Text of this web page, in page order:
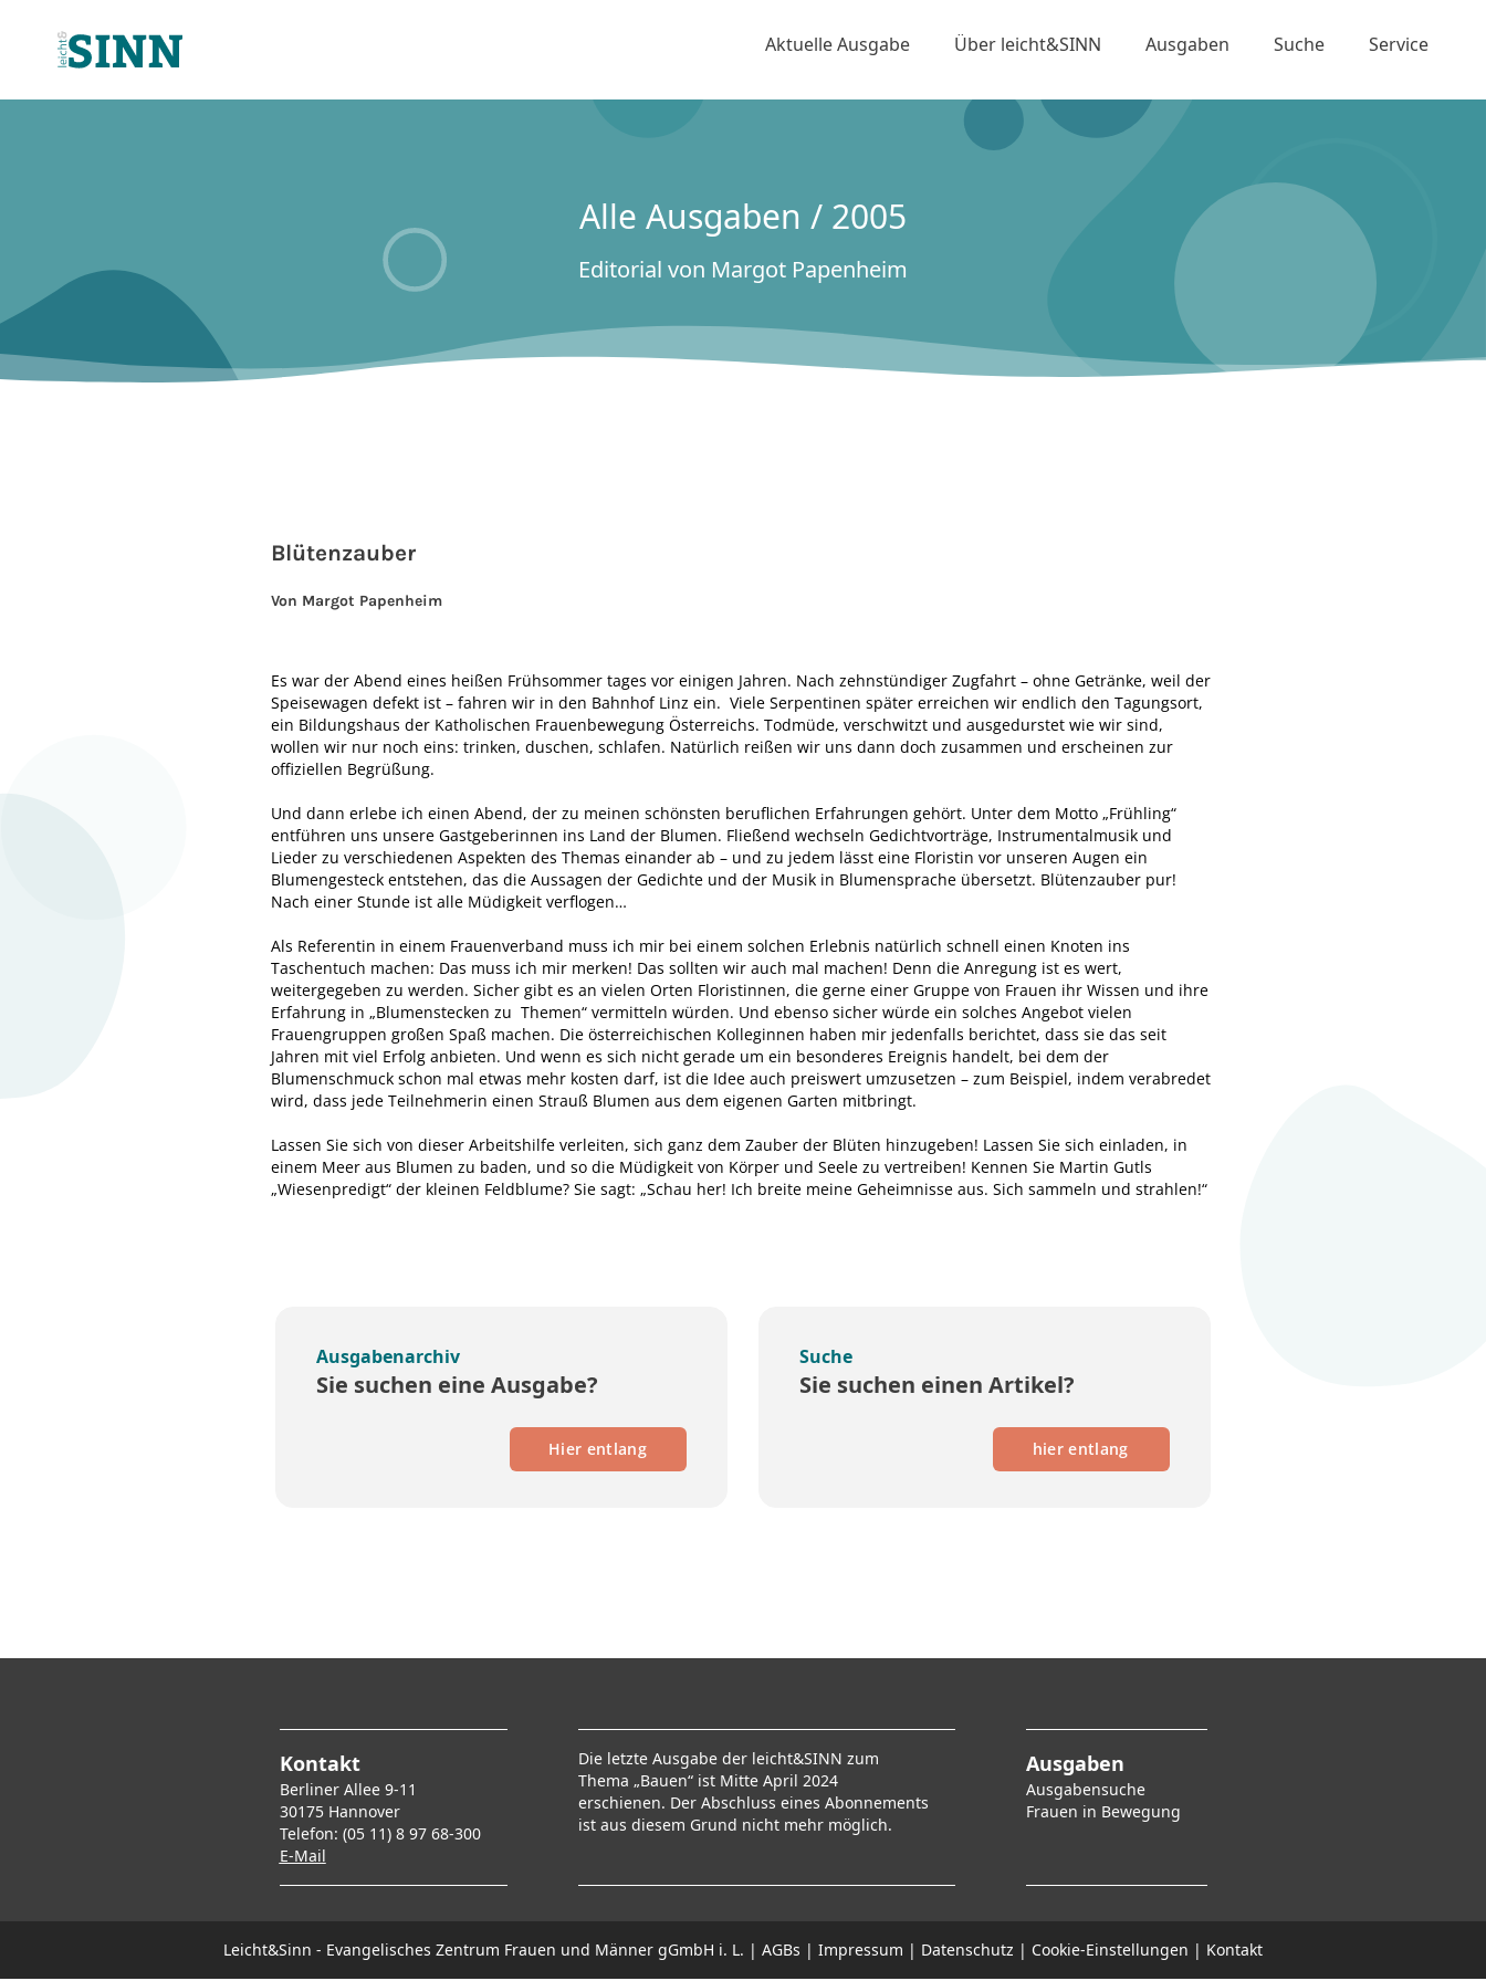
Aktuelle Ausgabe Über leicht&SINN Ausgaben Suche Service
Alle Ausgaben / 2005
Editorial von Margot Papenheim
Blütenzauber
Von Margot Papenheim
Es war der Abend eines heißen Frühsommer tages vor einigen Jahren. Nach zehnstündiger Zugfahrt – ohne Getränke, weil der
Speisewagen defekt ist – fahren wir in den Bahnhof Linz ein. Viele Serpentinen später erreichen wir endlich den Tagungsort,
ein Bildungshaus der Katholischen Frauenbewegung Österreichs. Todmüde, verschwitzt und ausgedurstet wie wir sind,
wollen wir nur noch eins: trinken, duschen, schlafen. Natürlich reißen wir uns dann doch zusammen und erscheinen zur
offiziellen Begrüßung.
Und dann erlebe ich einen Abend, der zu meinen schönsten beruflichen Erfahrungen gehört. Unter dem Motto „Frühling“
entführen uns unsere Gastgeberinnen ins Land der Blumen. Fließend wechseln Gedichtvorträge, Instrumentalmusik und
Lieder zu verschiedenen Aspekten des Themas einander ab – und zu jedem lässt eine Floristin vor unseren Augen ein
Blumengesteck entstehen, das die Aussagen der Gedichte und der Musik in Blumensprache übersetzt. Blütenzauber pur!
Nach einer Stunde ist alle Müdigkeit verflogen…
Als Referentin in einem Frauenverband muss ich mir bei einem solchen Erlebnis natürlich schnell einen Knoten ins
Taschentuch machen: Das muss ich mir merken! Das sollten wir auch mal machen! Denn die Anregung ist es wert,
weitergegeben zu werden. Sicher gibt es an vielen Orten Floristinnen, die gerne einer Gruppe von Frauen ihr Wissen und ihre
Erfahrung in „Blumenstecken zu Themen“ vermitteln würden. Und ebenso sicher würde ein solches Angebot vielen
Frauengruppen großen Spaß machen. Die österreichischen Kolleginnen haben mir jedenfalls berichtet, dass sie das seit
Jahren mit viel Erfolg anbieten. Und wenn es sich nicht gerade um ein besonderes Ereignis handelt, bei dem der
Blumenschmuck schon mal etwas mehr kosten darf, ist die Idee auch preiswert umzusetzen – zum Beispiel, indem verabredet
wird, dass jede Teilnehmerin einen Strauß Blumen aus dem eigenen Garten mitbringt.
Lassen Sie sich von dieser Arbeitshilfe verleiten, sich ganz dem Zauber der Blüten hinzugeben! Lassen Sie sich einladen, in
einem Meer aus Blumen zu baden, und so die Müdigkeit von Körper und Seele zu vertreiben! Kennen Sie Martin Gutls
„Wiesenpredigt“ der kleinen Feldblume? Sie sagt: „Schau her! Ich breite meine Geheimnisse aus. Sich sammeln und strahlen!“
Ausgabenarchiv
Sie suchen eine Ausgabe?
Hier entlang
Suche
Sie suchen einen Artikel?
hier entlang
Kontakt
Berliner Allee 9-11
30175 Hannover
Telefon: (05 11) 8 97 68-300
E-Mail
Die letzte Ausgabe der leicht&SINN zum
Thema „Bauen“ ist Mitte April 2024
erschienen. Der Abschluss eines Abonnements
ist aus diesem Grund nicht mehr möglich.
Ausgaben
Ausgabensuche
Frauen in Bewegung
Leicht&Sinn - Evangelisches Zentrum Frauen und Männer gGmbH i. L. | AGBs | Impressum | Datenschutz | Cookie-Einstellungen | Kontakt